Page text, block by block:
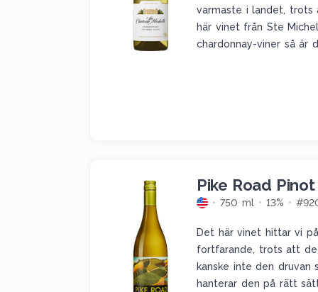
varmaste i landet,
här vinet från Ste
chardonnay-viner så är
Pike Road Pinot
750 ml 13%
Det här vinet hittar vi
fortfarande, trots att
kanske inte den
hanterar den på rätt